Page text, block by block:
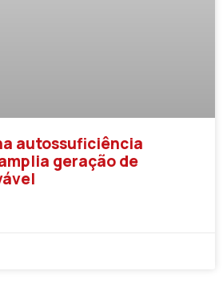
autossuficiência
geração de